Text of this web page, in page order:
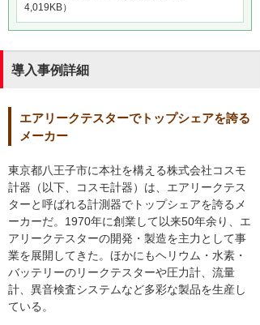
4,019KB）
導入事例詳細
エアリークテスターでトップシェアを誇る
メーカー
東京都八王子市に本社を構える株式会社コスモ
計器（以下、コスモ計器）は、エアリークテス
ターと呼ばれる計測器でトップシェアを誇るメ
ーカーだ。1970年に創業して以来50年余り、エ
アリークテスターの開発・製造を主力として事
業を展開してきた。ほかにもヘリウム・水素・
バッテリーのリークテスターや圧力計、流量
計、異音検査システムなど多彩な製品を生産し
ている。